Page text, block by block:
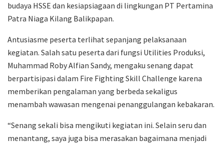
budaya HSSE dan kesiapsiagaan di lingkungan PT Pertamina
Patra Niaga Kilang Balikpapan.
Antusiasme peserta terlihat sepanjang pelaksanaan
kegiatan. Salah satu peserta dari fungsi Utilities Produksi,
Muhammad Roby Alfian Sandy, mengaku senang dapat
berpartisipasi dalam Fire Fighting Skill Challenge karena
memberikan pengalaman yang berbeda sekaligus
menambah wawasan mengenai penanggulangan kebakaran.
“Senang sekali bisa mengikuti kegiatan ini. Selain seru dan
menantang, saya juga bisa merasakan bagaimana menjadi